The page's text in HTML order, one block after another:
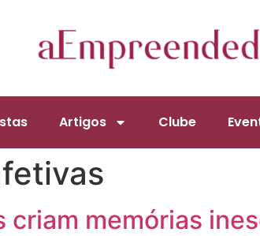
Artigos Clube
criam memórias